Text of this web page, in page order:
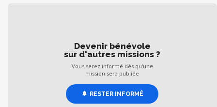
Devenir bénévole
sur d'autres missions ?
Vous serez informé dès qu'une
mission sera publiée
RESTER INFORMÉ